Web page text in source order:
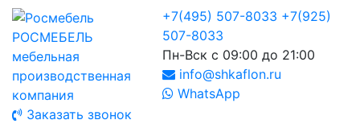
РОСМЕБЕЛЬ
мебельная
производственная
компания
+7(495) 507-8033 +7(925)
507-8033
Пн-Вск с 09:00 до 21:00
info@shkaflon.ru
WhatsApp
Заказать звонок